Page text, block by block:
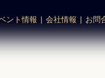
ント情報 会社情報 お問